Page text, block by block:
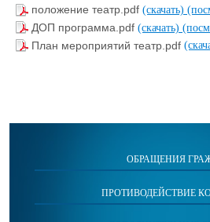
положение театр.pdf (скачать)
ДОП программа.pdf (скачать)
План мероприятий театр.pdf
ОБРАЩЕНИЯ
ПРОТИВОДЕЙСТВИЕ